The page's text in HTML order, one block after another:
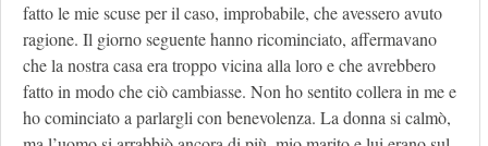
fatto le mie scuse per il caso, improbabile, che avessero avuto
ragione. Il giorno seguente hanno ricominciato, affermavano
che la nostra casa era troppo vicina alla loro e che avrebbero
fatto in modo che ciò cambiasse. Non ho sentito collera in me e
ho cominciato a parlargli con benevolenza. La donna si calmò,